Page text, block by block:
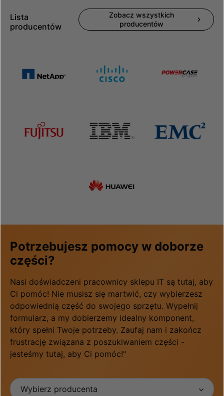
Lista
producentów
Zobacz wszystkich
producentów
Potrzebujesz pomocy w doborze
części?
Nasi doświadczeni pracownicy sklepu IT są tutaj, aby
Ci pomóc! Nie musisz się martwić, czy wybierzesz
odpowiednią część do swojego sprzętu. Wypełnij
formularz, a my dobierzemy idealny komponent,
który spełni Twoje potrzeby. Zaufaj nam i zakończ
frustrację związana z poszukiwaniem części -
jesteśmy tutaj, aby Ci pomóc!"
Wybierz producenta